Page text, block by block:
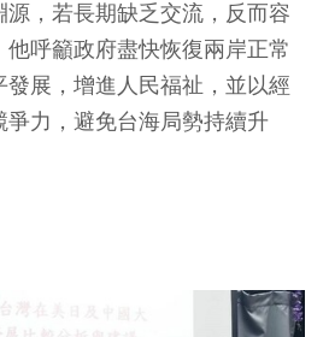
源，若長期缺乏交流，反而容
呼籲政府盡快恢復兩岸正常
展，增進人民福祉，並以經
力，避免台海局勢持續升